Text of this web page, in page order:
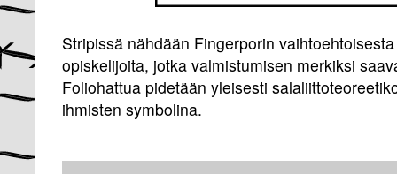
Stripissä nähdään Fingerporin
opiskelijoita, jotka valmistumisen merkiksi
Foliohattua pidetään yleisesti
ihmisten symbolina.